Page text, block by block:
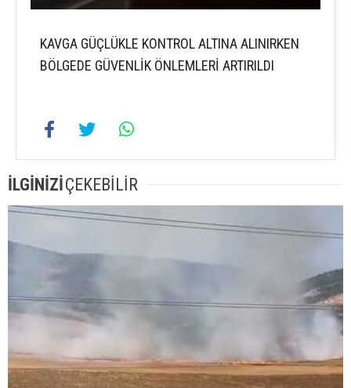
KAVGA GÜÇLÜKLE KONTROL ALTINA ALINIRKEN
BÖLGEDE GÜVENLİK ÖNLEMLERİ ARTIRILDI
İLGİNİZİÇEKEBİLİR